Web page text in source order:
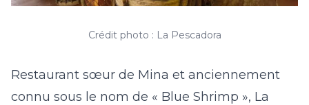
Crédit photo : La Pescadora
Restaurant sœur de Mina et anciennement
connu sous le nom de « Blue Shrimp », La